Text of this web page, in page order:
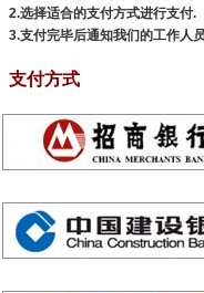
2.选择适合的支付方式进行支付.
3.支付完毕后通知我们的工作人
支付方式